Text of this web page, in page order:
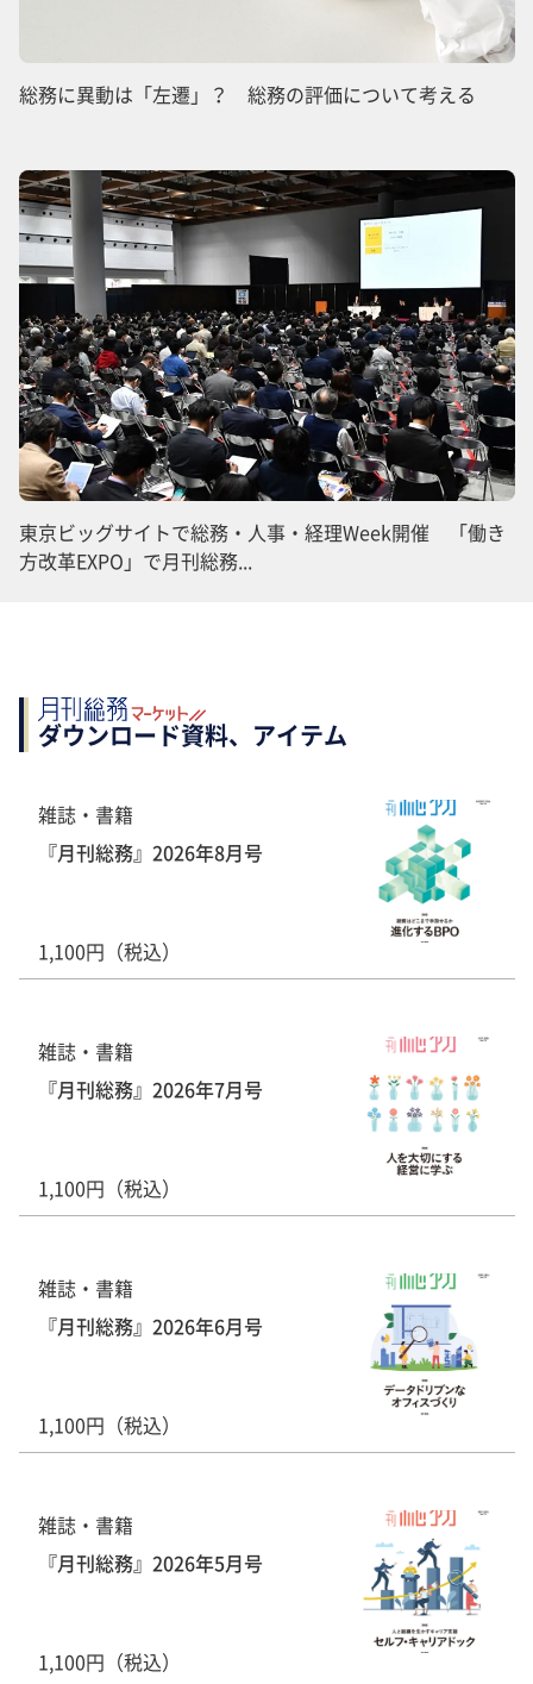
総務に異動は「左遷」？ 総務の評価について考える
東京ビッグサイトで総務・人事・経理Week開催 「働き
方改革EXPO」で月刊総務...
ダウンロード資料、アイテム
雑誌・書籍
『月刊総務』2026年8月号
1,100円（税込）
雑誌・書籍
『月刊総務』2026年7月号
1,100円（税込）
雑誌・書籍
『月刊総務』2026年6月号
1,100円（税込）
雑誌・書籍
『月刊総務』2026年5月号
1,100円（税込）